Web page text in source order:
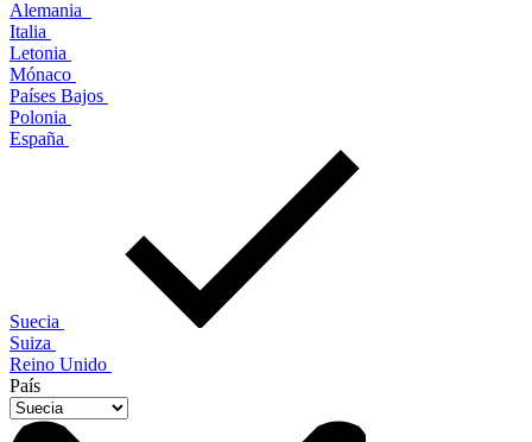
Alemania
Italia
Letonia
Mónaco
Países Bajos
Polonia
España
Suecia
Suiza
Reino Unido
País